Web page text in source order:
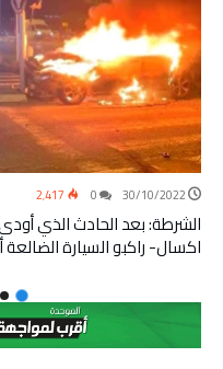
30/10/2022 2٬417
الشرطة: بعد الحادث الذي
اكسال- راكبو السيارة